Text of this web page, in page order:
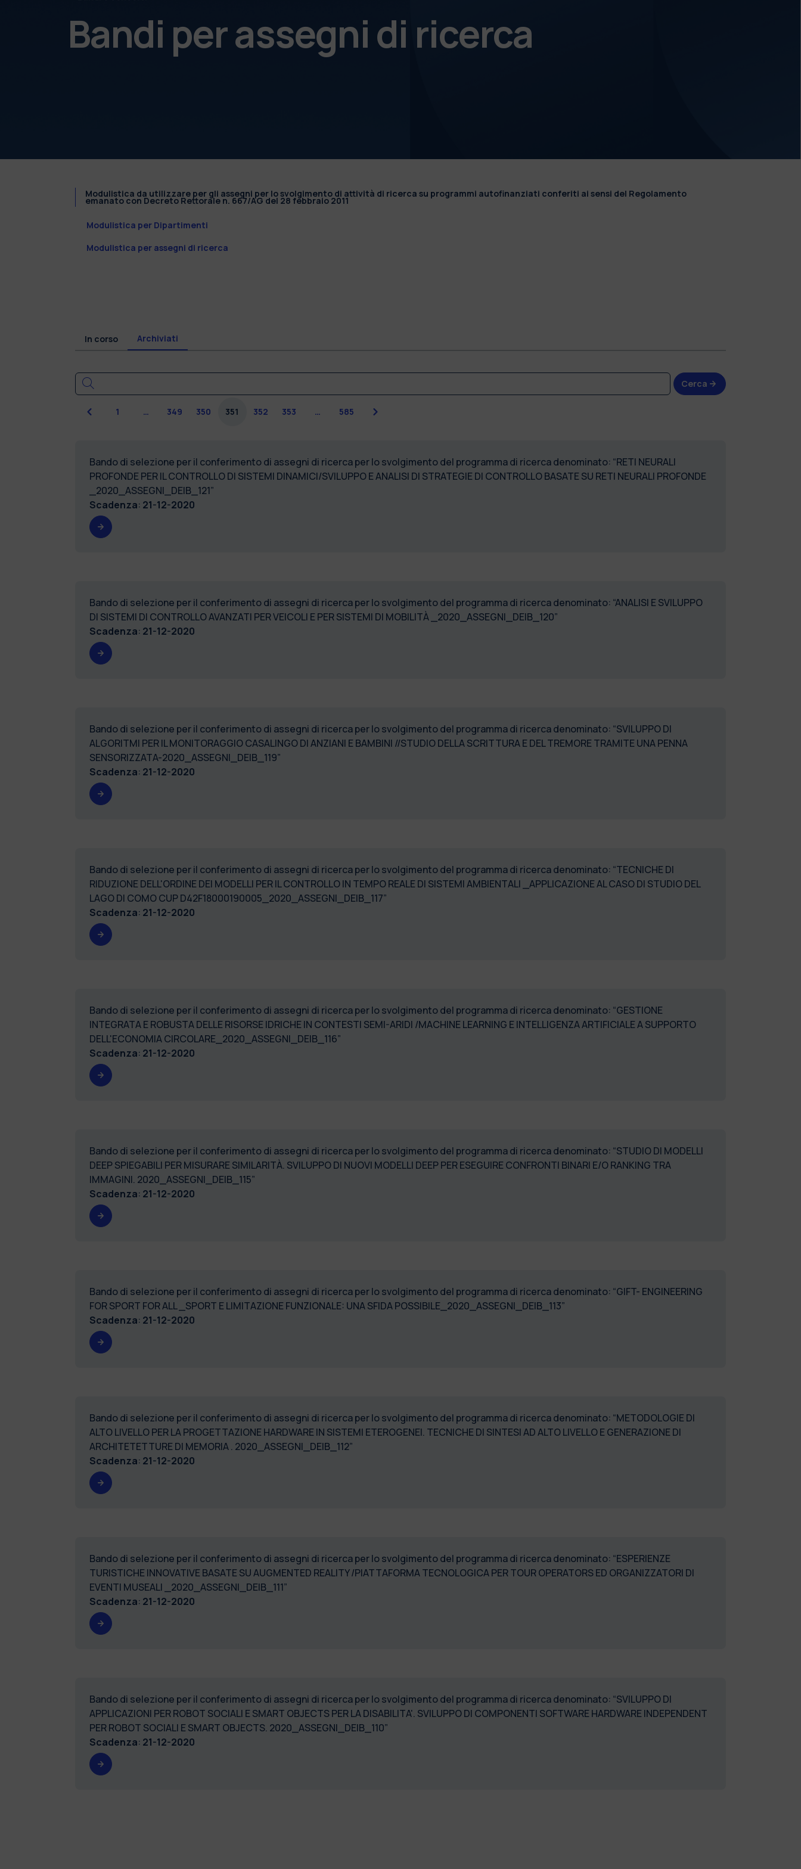
Bandi per assegni di ricerca
Modulistica da utilizzare per gli assegni per lo svolgimento di attività di ricerca su programmi autofinanziati conferiti ai sensi del Regolamento
emanato con Decreto Rettorale n. 667/AG del 28 febbraio 2011
Modulistica per Dipartimenti
Modulistica per assegni di ricerca
In corso Archiviati
Cerca
Precedente
1 … 349 350 351 352 353 … 585 Successiva
Bando di selezione per il conferimento di assegni di ricerca per lo svolgimento del programma di ricerca denominato: “RETI NEURALI
PROFONDE PER IL CONTROLLO DI SISTEMI DINAMICI/SVILUPPO E ANALISI DI STRATEGIE DI CONTROLLO BASATE SU RETI NEURALI PROFONDE
_2020_ASSEGNI_DEIB_121”
Scadenza: 21-12-2020
Bando di selezione per il conferimento di assegni di ricerca per lo svolgimento del programma di ricerca denominato: “ANALISI E SVILUPPO
DI SISTEMI DI CONTROLLO AVANZATI PER VEICOLI E PER SISTEMI DI MOBILITÀ _2020_ASSEGNI_DEIB_120”
Scadenza: 21-12-2020
Bando di selezione per il conferimento di assegni di ricerca per lo svolgimento del programma di ricerca denominato: “SVILUPPO DI
ALGORITMI PER IL MONITORAGGIO CASALINGO DI ANZIANI E BAMBINI //STUDIO DELLA SCRITTURA E DEL TREMORE TRAMITE UNA PENNA
SENSORIZZATA-2020_ASSEGNI_DEIB_119”
Scadenza: 21-12-2020
Bando di selezione per il conferimento di assegni di ricerca per lo svolgimento del programma di ricerca denominato: “TECNICHE DI
RIDUZIONE DELL'ORDINE DEI MODELLI PER IL CONTROLLO IN TEMPO REALE DI SISTEMI AMBIENTALI _APPLICAZIONE AL CASO DI STUDIO DEL
LAGO DI COMO CUP D42F18000190005_2020_ASSEGNI_DEIB_117”
Scadenza: 21-12-2020
Bando di selezione per il conferimento di assegni di ricerca per lo svolgimento del programma di ricerca denominato: “GESTIONE
INTEGRATA E ROBUSTA DELLE RISORSE IDRICHE IN CONTESTI SEMI-ARIDI /MACHINE LEARNING E INTELLIGENZA ARTIFICIALE A SUPPORTO
DELL'ECONOMIA CIRCOLARE_2020_ASSEGNI_DEIB_116”
Scadenza: 21-12-2020
Bando di selezione per il conferimento di assegni di ricerca per lo svolgimento del programma di ricerca denominato: “STUDIO DI MODELLI
DEEP SPIEGABILI PER MISURARE SIMILARITÀ. SVILUPPO DI NUOVI MODELLI DEEP PER ESEGUIRE CONFRONTI BINARI E/O RANKING TRA
IMMAGINI. 2020_ASSEGNI_DEIB_115”
Scadenza: 21-12-2020
Bando di selezione per il conferimento di assegni di ricerca per lo svolgimento del programma di ricerca denominato: “GIFT- ENGINEERING
FOR SPORT FOR ALL _SPORT E LIMITAZIONE FUNZIONALE: UNA SFIDA POSSIBILE_2020_ASSEGNI_DEIB_113”
Scadenza: 21-12-2020
Bando di selezione per il conferimento di assegni di ricerca per lo svolgimento del programma di ricerca denominato: “METODOLOGIE DI
ALTO LIVELLO PER LA PROGETTAZIONE HARDWARE IN SISTEMI ETEROGENEI. TECNICHE DI SINTESI AD ALTO LIVELLO E GENERAZIONE DI
ARCHITETETTURE DI MEMORIA . 2020_ASSEGNI_DEIB_112”
Scadenza: 21-12-2020
Bando di selezione per il conferimento di assegni di ricerca per lo svolgimento del programma di ricerca denominato: “ESPERIENZE
TURISTICHE INNOVATIVE BASATE SU AUGMENTED REALITY /PIATTAFORMA TECNOLOGICA PER TOUR OPERATORS ED ORGANIZZATORI DI
EVENTI MUSEALI _2020_ASSEGNI_DEIB_111”
Scadenza: 21-12-2020
Bando di selezione per il conferimento di assegni di ricerca per lo svolgimento del programma di ricerca denominato: “SVILUPPO DI
APPLICAZIONI PER ROBOT SOCIALI E SMART OBJECTS PER LA DISABILITA'. SVILUPPO DI COMPONENTI SOFTWARE HARDWARE INDEPENDENT
PER ROBOT SOCIALI E SMART OBJECTS. 2020_ASSEGNI_DEIB_110”
Scadenza: 21-12-2020